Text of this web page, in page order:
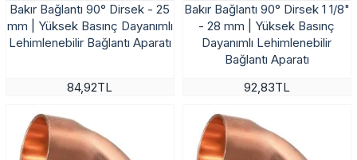
Bakır Bağlantı 90° Dirsek - 25
mm | Yüksek Basınç Dayanımlı
Lehimlenebilir Bağlantı Aparatı
84,92TL
Bakır Bağlantı 90° Dirsek 1 1/8"
- 28 mm | Yüksek Basınç
Dayanımlı Lehimlenebilir
Bağlantı Aparatı
92,83TL